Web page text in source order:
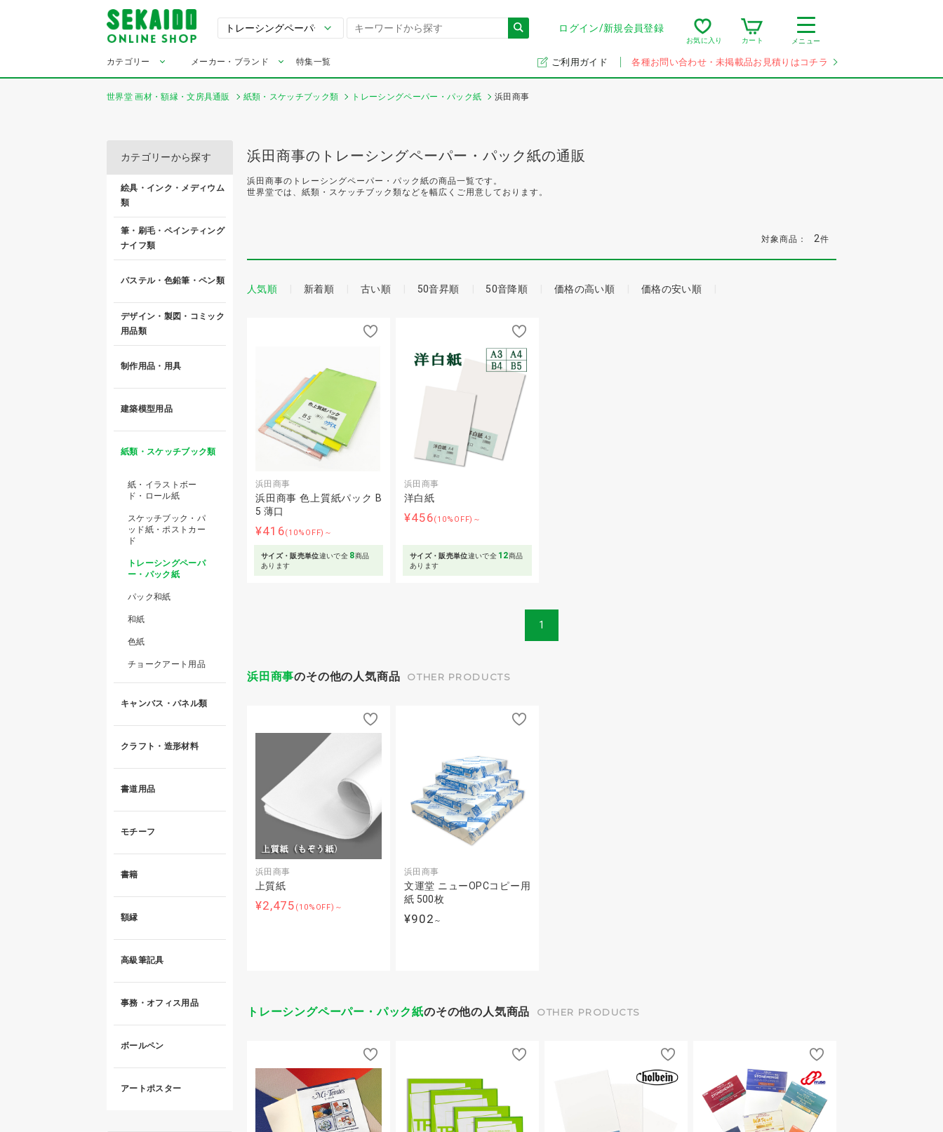
ログイン/新規会員登録
お気に入り カート メニュー
カテゴリー メーカー・ブランド 特集一覧 ご利用ガイド 各種お問い合わせ・未掲載品お見積りはコチラ
世界堂 画材・額縁・文房具通販 紙類・スケッチブック類 トレーシングペーパー・パック紙 浜田商事
浜田商事のトレーシングペーパー・パック紙の通販
浜田商事のトレーシングペーパー・パック紙の商品一覧です。
世界堂では、紙類・スケッチブック類などを幅広くご用意しております。
対象商品： 2件
人気順 新着順 古い順 50音昇順 50音降順 価格の高い順 価格の安い順
浜田商事
浜田商事 色上質紙パック B
5 薄口
¥416(10%OFF)～
サイズ・販売単位違いで全 8商品
あります
浜田商事
洋白紙
¥456(10%OFF)～
サイズ・販売単位違いで全 12商品
あります
1
浜田商事のその他の人気商品 OTHER PRODUCTS
浜田商事
上質紙
¥2,475 (10%OFF)～
浜田商事
文運堂 ニューOPCコピー用
紙 500枚
¥902 ～
トレーシングペーパー・パック紙のその他の人気商品 OTHER PRODUCTS
カテゴリーから探す
絵具・インク・メディウム
類
筆・刷毛・ペインティング
ナイフ類
パステル・色鉛筆・ペン類
デザイン・製図・コミック
用品類
制作用品・用具
建築模型用品
紙類・スケッチブック類
紙・イラストボー
ド・ロール紙
スケッチブック・パ
ッド紙・ポストカー
ド
トレーシングペーパ
ー・パック紙
パック和紙
和紙
色紙
チョークアート用品
キャンバス・パネル類
クラフト・造形材料
書道用品
モチーフ
書籍
額縁
高級筆記具
事務・オフィス用品
ボールペン
アートポスター